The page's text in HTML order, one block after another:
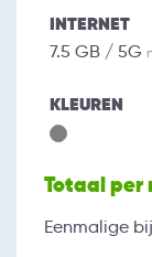
INTERNET
7.5 GB / 5G
KLEUREN
Totaal per
Eenmalige